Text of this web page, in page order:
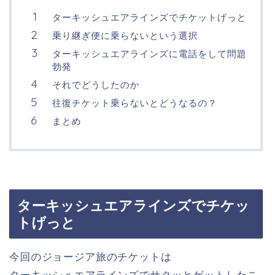
ターキッシュエアラインズでチケットげっと
乗り継ぎ便に乗らないという選択
ターキッシュエアラインズに電話をして問題
勃発
それでどうしたのか
往復チケット乗らないとどうなるの？
まとめ
ターキッシュエアラインズでチケッ
トげっと
今回のジョージア旅のチケットは